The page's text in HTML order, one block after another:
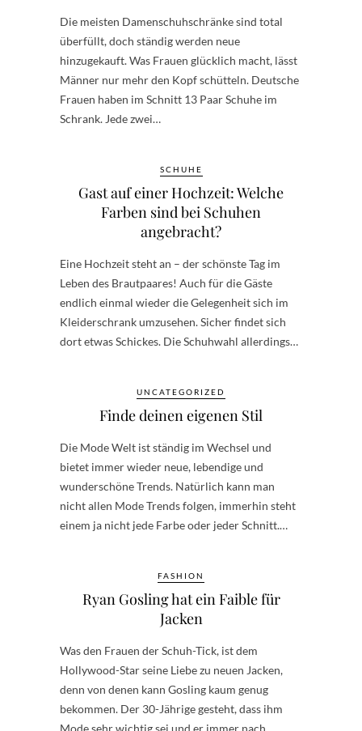
Die meisten Damenschuhschränke sind total
überfüllt, doch ständig werden neue
hinzugekauft. Was Frauen glücklich macht, lässt
Männer nur mehr den Kopf schütteln. Deutsche
Frauen haben im Schnitt 13 Paar Schuhe im
Schrank. Jede zwei…
SCHUHE
Gast auf einer Hochzeit: Welche
Farben sind bei Schuhen
angebracht?
Eine Hochzeit steht an – der schönste Tag im
Leben des Brautpaares! Auch für die Gäste
endlich einmal wieder die Gelegenheit sich im
Kleiderschrank umzusehen. Sicher findet sich
dort etwas Schickes. Die Schuhwahl allerdings…
UNCATEGORIZED
Finde deinen eigenen Stil
Die Mode Welt ist ständig im Wechsel und
bietet immer wieder neue, lebendige und
wunderschöne Trends. Natürlich kann man
nicht allen Mode Trends folgen, immerhin steht
einem ja nicht jede Farbe oder jeder Schnitt.…
FASHION
Ryan Gosling hat ein Faible für
Jacken
Was den Frauen der Schuh-Tick, ist dem
Hollywood-Star seine Liebe zu neuen Jacken,
denn von denen kann Gosling kaum genug
bekommen. Der 30-Jährige gesteht, dass ihm
Mode sehr wichtig sei und er immer nach…